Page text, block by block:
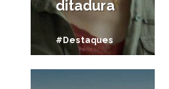
ditadura
#Destaques
13/02/2026